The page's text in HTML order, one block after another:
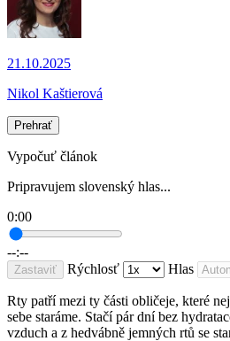
21.10.2025
Nikol Kaštierová
Prehrať
Vypočuť článok
Pripravujem slovenský hlas...
0:00
--:--
Zastaviť Rýchlosť Hlas
Rty patří mezi ty části obličeje, které
sebe staráme. Stačí pár dní bez
vzduch a z hedvábně jemných rtů se